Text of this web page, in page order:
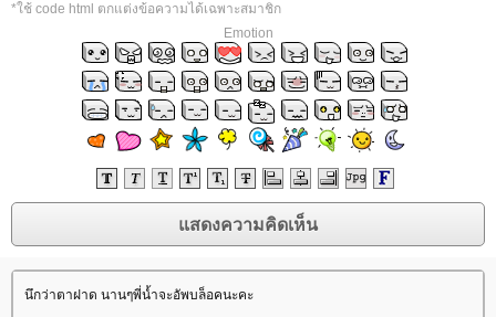
*ใช้ code html ตกแต่งข้อความได้เฉพาะสมาชิก
Emotion
นึกว่าตาฝาด นานๆพี่น้ำจะอัพบล็อคนะคะ